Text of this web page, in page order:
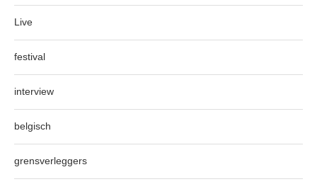
Live
festival
interview
belgisch
grensverleggers